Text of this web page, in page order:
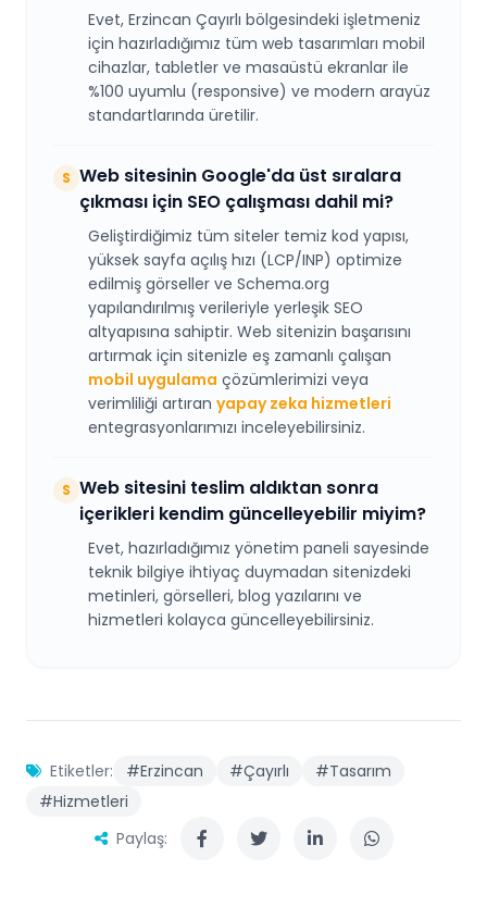
Evet, Erzincan Çayırlı bölgesindeki işletmeniz
için hazırladığımız tüm web tasarımları mobil
cihazlar, tabletler ve masaüstü ekranlar ile
%100 uyumlu (responsive) ve modern arayüz
standartlarında üretilir.
S Web sitesinin Google'da üst sıralara
çıkması için SEO çalışması dahil mi?
Geliştirdiğimiz tüm siteler temiz kod yapısı,
yüksek sayfa açılış hızı (LCP/INP) optimize
edilmiş görseller ve Schema.org
yapılandırılmış verileriyle yerleşik SEO
altyapısına sahiptir. Web sitenizin başarısını
artırmak için sitenizle eş zamanlı çalışan
mobil uygulama çözümlerimizi veya
verimliliği artıran yapay zeka hizmetleri
entegrasyonlarımızı inceleyebilirsiniz.
S Web sitesini teslim aldıktan sonra
içerikleri kendim güncelleyebilir miyim?
Evet, hazırladığımız yönetim paneli sayesinde
teknik bilgiye ihtiyaç duymadan sitenizdeki
metinleri, görselleri, blog yazılarını ve
hizmetleri kolayca güncelleyebilirsiniz.
Etiketler: #Erzincan #Çayırlı
#Tasarım
#Hizmetleri
Paylaş: